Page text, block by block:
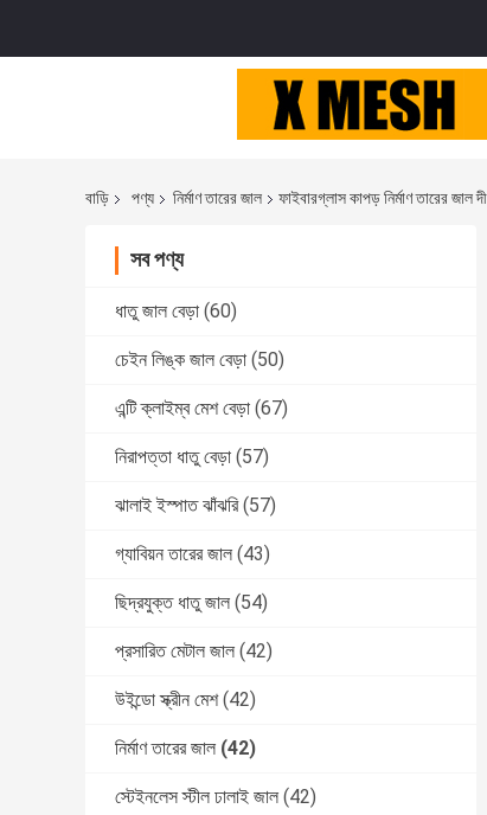
বাড়ি পণ্য নির্মাণ তারের জাল ফাইবারগ্লাস কাপড় নির্মাণ তারের জাল
সব পণ্য
ধাতু জাল বেড়া (60)
চেইন লিঙ্ক জাল বেড়া (50)
এন্টি ক্লাইম্ব মেশ বেড়া (67)
নিরাপত্তা ধাতু বেড়া (57)
ঝালাই ইস্পাত ঝাঁঝরি (57)
গ্যাবিয়ন তারের জাল (43)
ছিদ্রযুক্ত ধাতু জাল (54)
প্রসারিত মেটাল জাল (42)
উইন্ডো স্ক্রীন মেশ (42)
নির্মাণ তারের জাল (42)
স্টেইনলেস স্টীল ঢালাই জাল (42)